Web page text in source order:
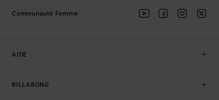
AIDE
BILLABONG
Communauté Femme